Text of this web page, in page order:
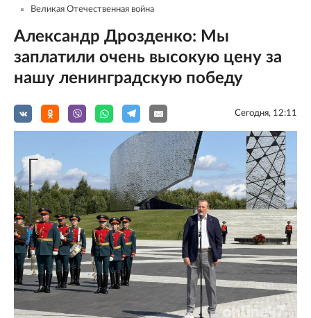
Великая Отечественная война
Александр Дрозденко: Мы
заплатили очень высокую цену за
нашу ленинградскую победу
Сегодня, 12:11